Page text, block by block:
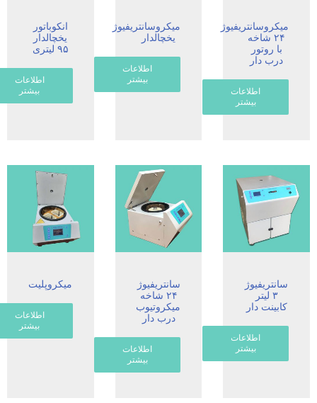
میکروسانتریفیوژ
۲۴ شاخه
با روتور
درب دار
اطلاعات
بیشتر
میکروسانتریفیوژ
یخچالدار
اطلاعات
بیشتر
انکوباتور
یخچالدار
اطلاعات
بیشتر
سانتریفیوژ
۳ لیتر
کابینت دار
اطلاعات
بیشتر
سانتریفیوژ
۲۴ شاخه
میکروتیوب
درب دار
اطلاعات
بیشتر
میکروپلیت
اطلاعات
بیشتر